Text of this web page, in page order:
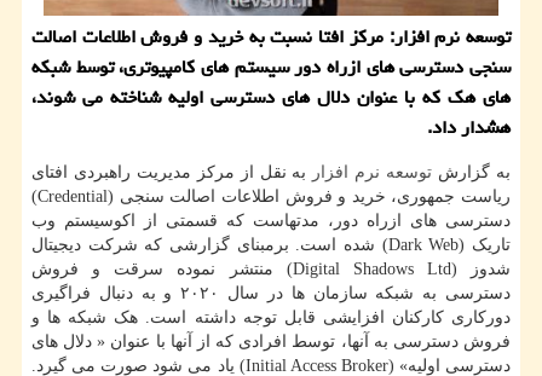
توسعه نرم افزار: مرکز افتا نسبت به خرید و فروش اطلاعات اصالت
سنجی دسترسی های ازراه دور سیستم های کامپیوتری، توسط شبکه
های هک که با عنوان دلال های دسترسی اولیه شناخته می شوند،
هشدار داد.
به گزارش توسعه نرم افزار
به نقل از مرکز مدیریت راهبردی افتای
ریاست جمهوری، خرید و فروش اطلاعات اصالت سنجی (Credential)
دسترسی های ازراه دور، مدتهاست که قسمتی از اکوسیستم وب
تاریک (Dark Web) شده است. برمبنای گزارشی که شرکت دیجیتال
شدوز (Digital Shadows Ltd) منتشر نموده سرقت و فروش
دسترسی به شبکه سازمان ها در سال ۲۰۲۰ و به دنبال فراگیری
دورکاری کارکنان افزایشی قابل توجه داشته است. هک شبکه ها و
فروش دسترسی به آنها، توسط افرادی که از آنها با عنوان « دلال های
دسترسی اولیه» (Initial Access Broker) یاد می شود صورت می گیرد.